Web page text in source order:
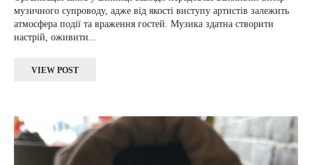
музичного супроводу, адже від якості виступу артистів залежить
атмосфера події та враження гостей. Музика здатна створити
настрій, оживити...
VIEW POST